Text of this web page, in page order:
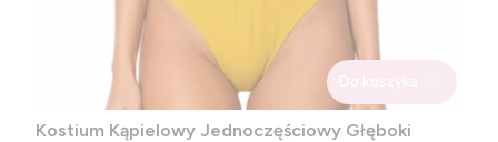
Kostium Kąpielowy Jednoczęściowy Głęboki